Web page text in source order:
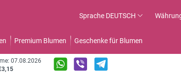
Sprache DEUTSCH
Premium Blumen Geschenke für Blumen
07.08.2026